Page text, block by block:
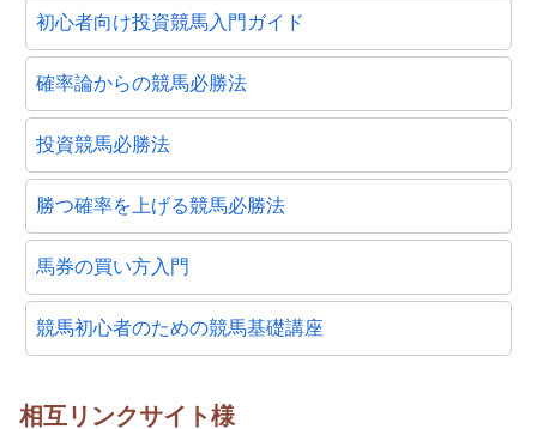
初心者向け投資競馬入門ガイド
確率論からの競馬必勝法
投資競馬必勝法
勝つ確率を上げる競馬必勝法
馬券の買い方入門
競馬初心者のための競馬基礎講座
相互リンクサイト様